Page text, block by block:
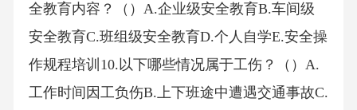
全教育内容？（）A.企业级安全教育B.车间级
安全教育C.班组级安全教育D.个人自学E.安全操
作规程培训10.以下哪些情况属于工伤？（）A.
工作时间因工负伤B.上下班途中遭遇交通事故C.